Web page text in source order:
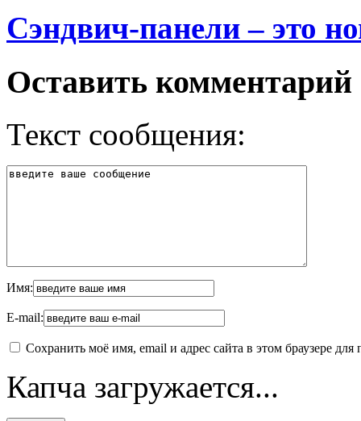
Сэндвич-панели – это
Оставить комментарий
Текст сообщения:
Имя:
E-mail:
Сохранить моё имя, email и адрес сайта в этом браузере
Капча загружается...